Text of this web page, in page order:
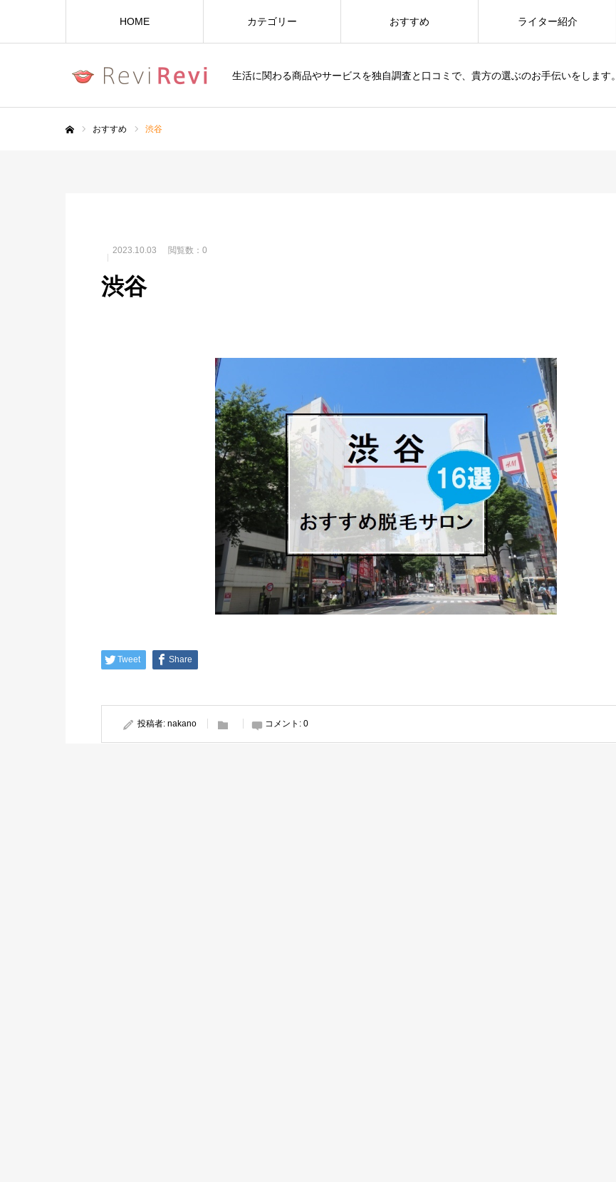
生活に関わる商品やサービスを独自調査と口コミで、貴方の選ぶのお手伝いをします。
HOME カテゴリー おすすめ ライター紹介
おすすめ 渋谷
2023.10.03 閲覧数：0
渋谷
Tweet Share
投稿者: nakano コメント: 0